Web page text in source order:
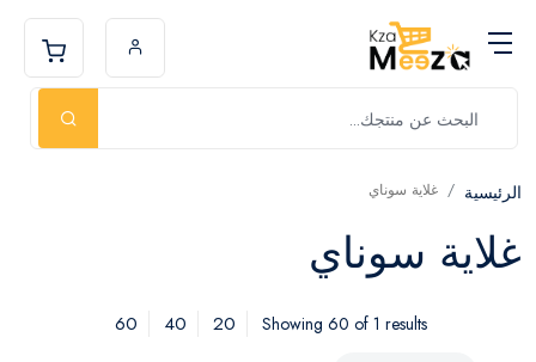
الرئيسية غلاية سوناي
غلاية سوناي
Showing 60 of 1 results
20
40
60